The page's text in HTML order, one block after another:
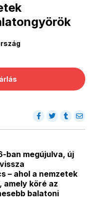
ban megújulva, új
– ahol a nemzetek
amely köré az
balatoni